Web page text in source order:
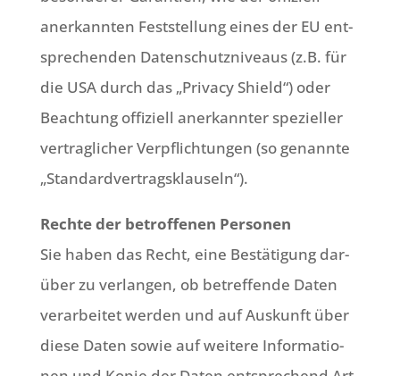
aner­kann­ten Fest­stel­lung eines der EU ent­
spre­chen­den Daten­schutz­ni­veaus (z.B. für
die USA durch das „Pri­va­cy Shield“) oder
Beach­tung offi­zi­ell aner­kann­ter spe­zi­el­ler
ver­trag­li­cher Ver­pflich­tun­gen (so genann­te
„Stan­dard­ver­trags­klau­seln“).
Rech­te der betrof­fe­nen Per­so­nen
Sie haben das Recht, eine Bestä­ti­gung dar­
über zu ver­lan­gen, ob betref­fen­de Daten
ver­ar­bei­tet wer­den und auf Aus­kunft über
die­se Daten sowie auf wei­te­re Infor­ma­tio­